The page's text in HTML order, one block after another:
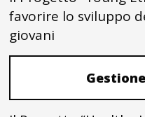
favorire lo sviluppo
giovani